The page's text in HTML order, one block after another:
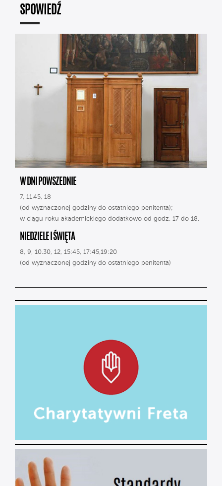
SPOWIEDŹ
W DNI POWSZEDNIE
7, 11.45, 18
(od wyznaczonej godziny do ostatniego penitenta);
w ciągu roku akademickiego dodatkowo od godz. 17 do 18.
NIEDZIELE I ŚWIĘTA
8, 9, 10.30, 12, 15:45, 17:45,19:20
(od wyznaczonej godziny do ostatniego penitenta)